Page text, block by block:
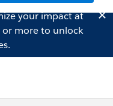
your impact at
more to unlock